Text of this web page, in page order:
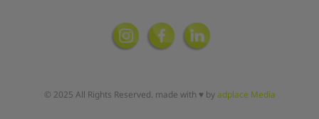
© 2025 All Rights Reserved. made with ♥ byadplace Media